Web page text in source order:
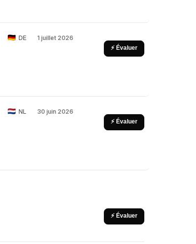
DE 1 juillet 2026
⚡ Évaluer
NL 30 juin 2026
⚡ Évaluer
⚡ Évaluer